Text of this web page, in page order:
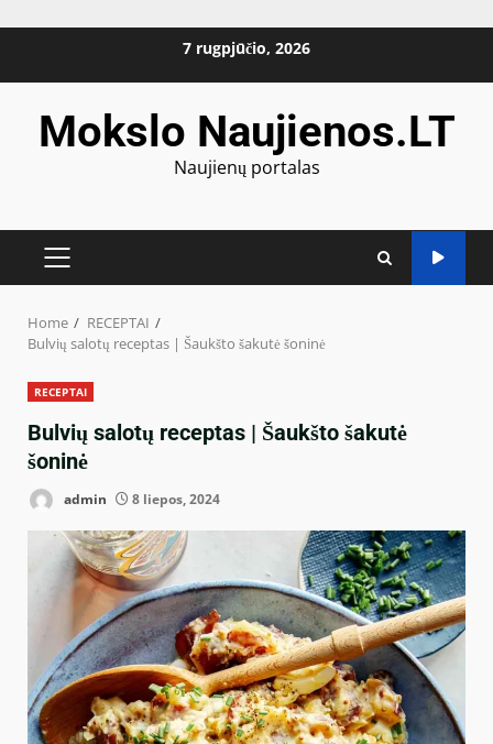
7 rugpjūčio, 2026
Mokslo Naujienos.LT
Naujienų portalas
PRIMARY
Home
RECEPTAI
Bulvių salotų receptas | Šaukšto šakutė šoninė
RECEPTAI
Bulvių salotų receptas | Šaukšto šakutė
šoninė
admin 8 liepos, 2024